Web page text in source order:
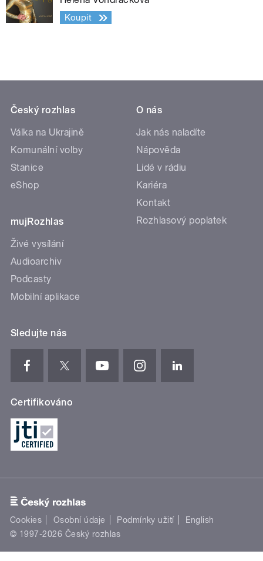
Koupit
Český rozhlas
Válka na Ukrajině
Komunální volby
Stanice
eShop
mujRozhlas
Živé vysílání
Audioarchiv
Podcasty
Mobilní aplikace
O nás
Jak nás naladíte
Nápověda
Lidé v rádiu
Kariéra
Kontakt
Rozhlasový poplatek
Sledujte nás
Certifikováno
Cookies Osobní údaje Podmínky užití
English
© 1997-2026 Český rozhlas